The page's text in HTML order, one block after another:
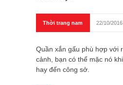
Thời trang nam 22/10/
Quần xắn gấu phù hợp với
cảnh, bạn có thể mặc nó
hay đến công sở.